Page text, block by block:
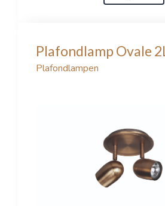
Plafondlamp Ovale 2L
Plafondlampen